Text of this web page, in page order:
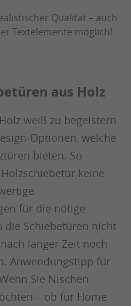
Qualität – auch
Textelemente möglich!
aus Holz
weiß zu begeistern
Optionen, welche
bieten. So
keine
für die nötige
die Schiebetüren nicht
langer Zeit noch
Anwendungstipp für
Sie Nischen
– ob für Home